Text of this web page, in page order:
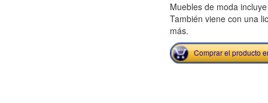
Muebles de moda
También viene con una
más.
Comprar el producto